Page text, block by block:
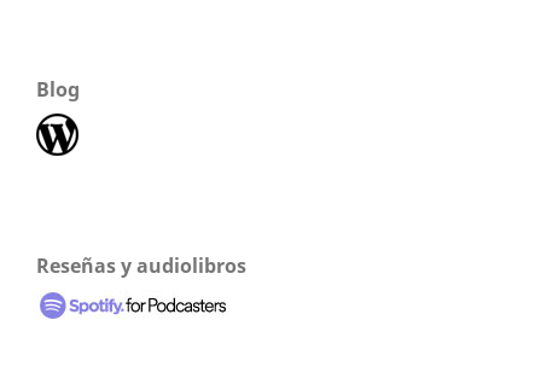
Blog
Reseñas y audiolibros